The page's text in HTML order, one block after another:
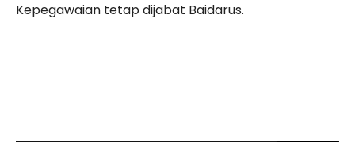
Kepegawaian tetap dijabat Baidarus.